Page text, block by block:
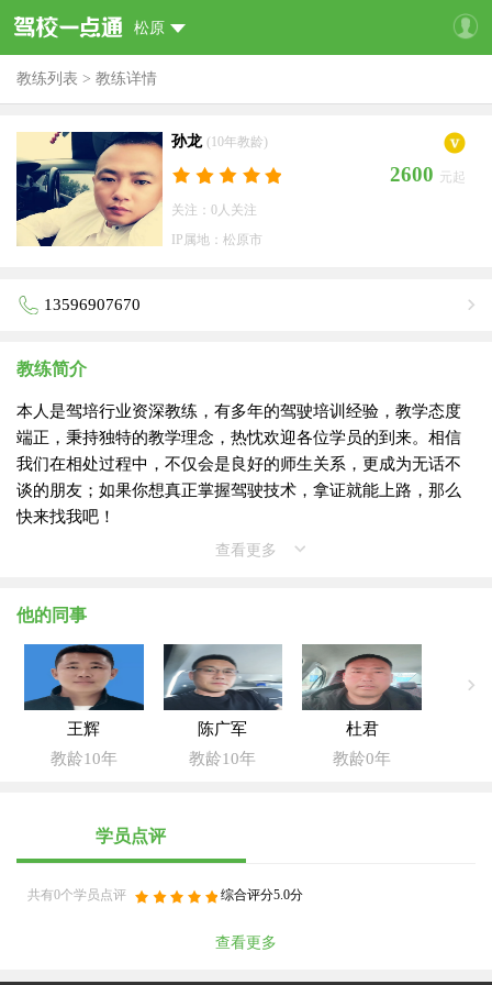
松原
教练列表 > 教练详情
孙龙 (10年教龄)
2600 元起
关注：0人关注
IP属地：松原市
13596907670
教练简介
本人是驾培行业资深教练，有多年的驾驶培训经验，教学态度
端正，秉持独特的教学理念，热忱欢迎各位学员的到来。相信
我们在相处过程中，不仅会是良好的师生关系，更成为无话不
谈的朋友；如果你想真正掌握驾驶技术，拿证就能上路，那么
快来找我吧！
查看更多
他的同事
王辉
教龄10年
陈广军
教龄10年
杜君
教龄0年
学员点评
共有0个学员点评 综合评分5.0分
查看更多